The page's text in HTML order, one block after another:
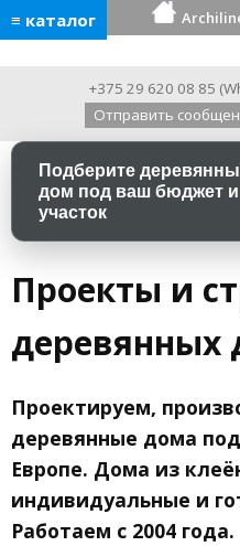
≡ каталог
+375 29 620 08 85 (
Отправить
Подберите
дом под ваш бюджет и
участок
Проекты и
деревянных
Проектируем,
деревянные дома
Европе. Дома из
индивидуальные и
Работаем с 2004 года.